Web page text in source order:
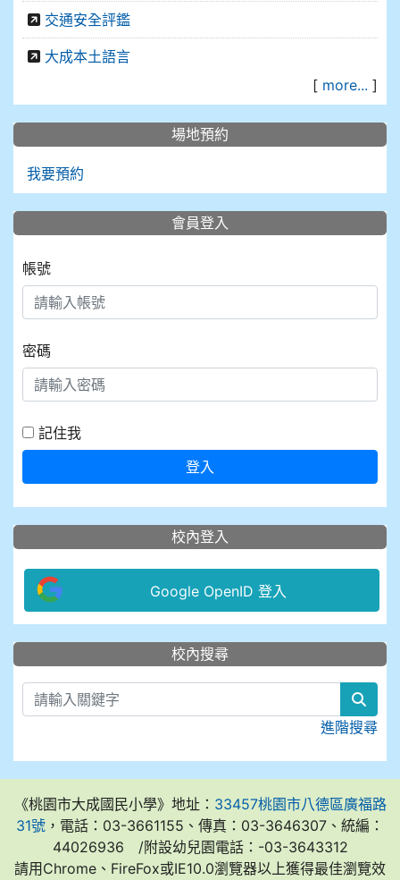
交通安全評鑑
大成本土語言
[ more... ]
場地預約
我要預約
會員登入
帳號
密碼
記住我
登入
校內登入
Google OpenID 登入
::: 校內搜尋
進階搜尋
《桃園市大成國民小學》地址： 33457桃園市八德區廣福路
31號 ，電話：03-3661155、傳真：03-3646307、統編：
44026936 /附設幼兒園電話：-03-3643312
請用Chrome、FireFox或IE10.0瀏覽器以上獲得最佳瀏覽效